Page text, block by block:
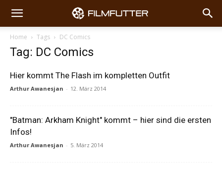
Home Tags DC Comics
Tag: DC Comics
Hier kommt The Flash im kompletten Outfit
Arthur Awanesjan - 12. März 2014
"Batman: Arkham Knight" kommt – hier sind die ersten
Infos!
Arthur Awanesjan - 5. März 2014